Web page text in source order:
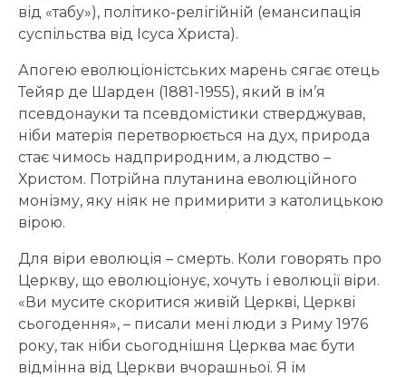
від «табу»), політико-релігійній (емансипація
суспільства від Ісуса Христа).
Апогею еволюціоністських марень сягає отець
Тейяр де Шарден (1881-1955), який в ім’я
псевдонауки та псевдомістики стверджував,
ніби матерія перетворюється на дух, природа
стає чимось надприродним, а людство –
Христом. Потрійна плутанина еволюційного
монізму, яку ніяк не примирити з католицькою
вірою.
Для віри еволюція – смерть. Коли говорять про
Церкву, що еволюціонує, хочуть і еволюції віри.
«Ви мусите скоритися живій Церкві, Церкві
сьогодення», – писали мені люди з Риму 1976
року, так ніби сьогоднішня Церква має бути
відмінна від Церкви вчорашньої. Я їм